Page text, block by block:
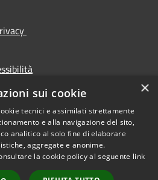
Copyright © 2026 • Comune di
Torre De' Passeri • Powered by
×
sui cookie
tecnici e assimilati strettamente
e alla navigazione del sito,
analitico al solo fine di elaborare
aggregate e anonime.
la cookie policy al seguente link